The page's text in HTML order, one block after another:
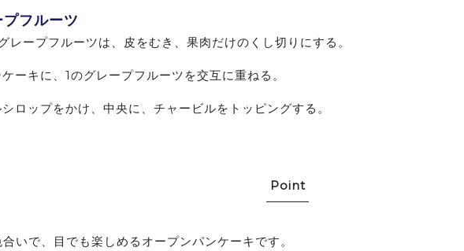
フルーツ
レープフルーツは、皮をむき、果肉だけのくし切りにする。
ーキに、1のグレープフルーツを交互に重ねる。
ロップをかけ、中央に、チャービルをトッピングする。
Point
いで、目でも楽しめるオープンパンケーキです。